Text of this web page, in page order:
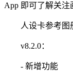
App 即可了解关注
人设卡参考图册
v8.2.0：
- 新增功能